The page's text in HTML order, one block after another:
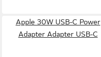
Apple 30W USB-C Power
Adapter Adapter USB-C